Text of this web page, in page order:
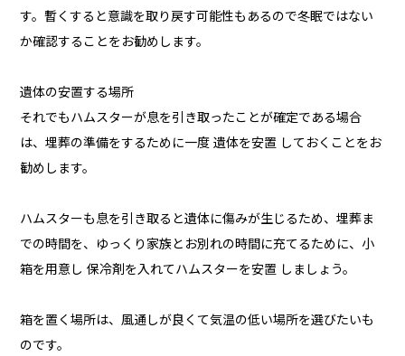
す。暫くすると意識を取り戻す可能性もあるので冬眠ではない
か確認することをお勧めします。
遺体の安置する場所
それでもハムスターが息を引き取ったことが確定である場合
は、埋葬の準備をするために一度 遺体を安置 しておくことをお
勧めします。
ハムスターも息を引き取ると遺体に傷みが生じるため、埋葬ま
での時間を、ゆっくり家族とお別れの時間に充てるために、小
箱を用意し 保冷剤を入れてハムスターを安置 しましょう。
箱を置く場所は、風通しが良くて気温の低い場所を選びたいも
のです。